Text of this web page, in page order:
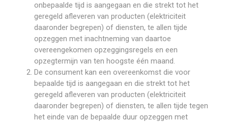
onbepaalde tijd is aangegaan en die strekt tot het
geregeld afleveren van producten (elektriciteit
daaronder begrepen) of diensten, te allen tijde
opzeggen met inachtneming van daartoe
overeengekomen opzeggingsregels en een
opzegtermijn van ten hoogste één maand.
De consument kan een overeenkomst die voor
bepaalde tijd is aangegaan en die strekt tot het
geregeld afleveren van producten (elektriciteit
daaronder begrepen) of diensten, te allen tijde tegen
het einde van de bepaalde duur opzeggen met